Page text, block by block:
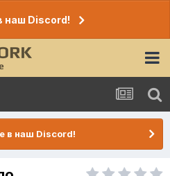
наш Discord!
в наш Discord!